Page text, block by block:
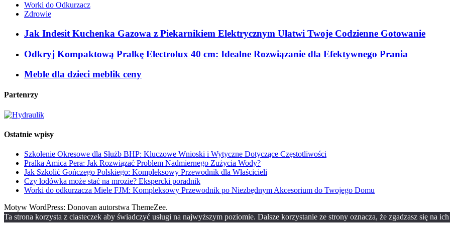
Worki do Odkurzacz
Zdrowie
Jak Indesit Kuchenka Gazowa z Piekarnikiem Elektrycznym Ułatwi Twoje Codzienne Gotowanie
Odkryj Kompaktową Pralkę Electrolux 40 cm: Idealne Rozwiązanie dla Efektywnego Prania
Meble dla dzieci meblik ceny
Partenrzy
Ostatnie wpisy
Szkolenie Okresowe dla Służb BHP: Kluczowe Wnioski i Wytyczne Dotyczące Częstotliwości
Pralka Amica Pera: Jak Rozwiązać Problem Nadmiernego Zużycia Wody?
Jak Szkolić Gończego Polskiego: Kompleksowy Przewodnik dla Właścicieli
Czy lodówka może stać na mrozie? Ekspercki poradnik
Worki do odkurzacza Miele FJM: Kompleksowy Przewodnik po Niezbędnym Akcesorium do Twojego Domu
Motyw WordPress: Donovan autorstwa ThemeZee.
Ta strona korzysta z ciasteczek aby świadczyć usługi na najwyższym poziomie. Dalsze korzystanie ze strony oznacza, że zgadzasz się na